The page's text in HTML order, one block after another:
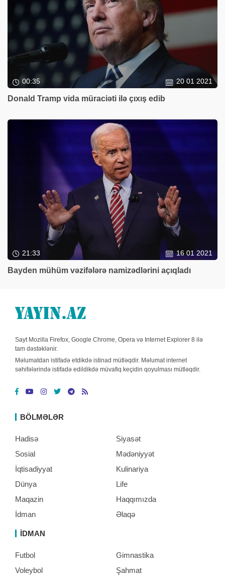
00:35 20 01 2021
Donald Tramp vida müraciəti ilə çıxış edib
21:33 16 01 2021
Bayden mühüm vəzifələrə namizədlərini açıqladı
Sayt Mozilla Firefox, Google Chrome, Opera və Internet Explorer 8 ilə
tam dəstəklənir.
Məlumatdan istifadə etdikdə istinad mütləqdir. Məlumat internet
səhifələrində istifadə edildikdə müvafiq keçidin qoyulması mütləqdir.
BÖLMƏLƏR
Hadisə
Sosial
İqtisadiyyat
Dünya
Maqazin
İdman
Siyasət
Mədəniyyət
Kulinariya
Life
Haqqımızda
Əlaqə
İDMAN
Futbol
Voleybol
Gimnastika
Şahmat